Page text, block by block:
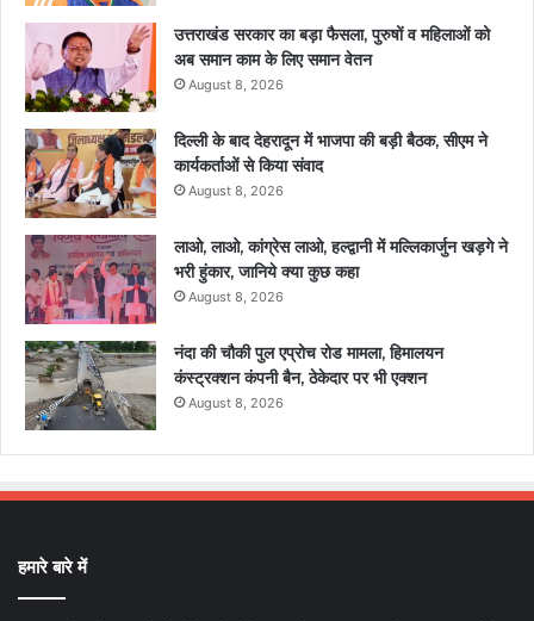
उत्तराखंड सरकार का बड़ा फैसला, पुरुषों व महिलाओं को
अब समान काम के लिए समान वेतन
August 8, 2026
दिल्ली के बाद देहरादून में भाजपा की बड़ी बैठक, सीएम ने
कार्यकर्ताओं से किया संवाद
August 8, 2026
लाओ, लाओ, कांग्रेस लाओ, हल्द्वानी में मल्लिकार्जुन खड़गे ने
भरी हुंकार, जानिये क्या कुछ कहा
August 8, 2026
नंदा की चौकी पुल एप्रोच रोड मामला, हिमालयन
कंस्ट्रक्शन कंपनी बैन, ठेकेदार पर भी एक्शन
August 8, 2026
हमारे बारे में